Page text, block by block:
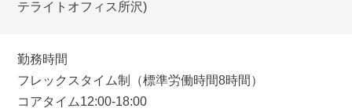
テライトオフィス所沢)
勤務時間
フレックスタイム制（標準労働時間8時間）
コアタイム12:00-18:00